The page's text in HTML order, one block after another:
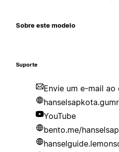
Sobre este modelo
Suporte
Envie um e-mail ao
YouTube
bento.me/